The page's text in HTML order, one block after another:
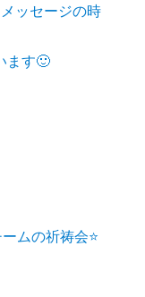
ッセージの時
ます🙂
ムの祈祷会⭐️